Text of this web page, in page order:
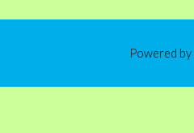
イ
Powered by